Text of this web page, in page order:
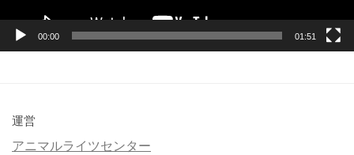
00:00 01:51
運営
アニマルライツセンター